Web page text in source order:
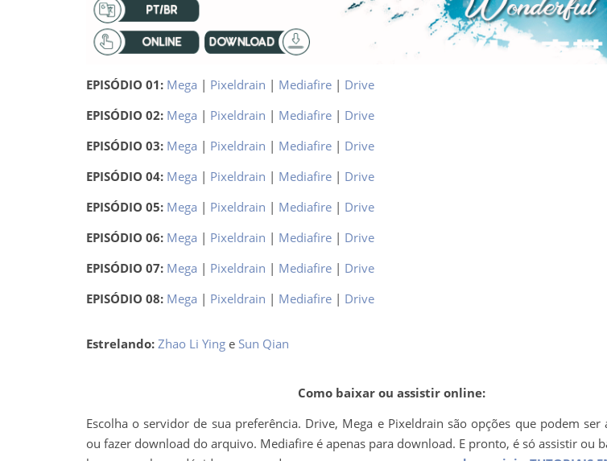
EPISÓDIO 01: Mega | Pixeldrain | Mediafire| Drive
EPISÓDIO 02: Mega | Pixeldrain | Mediafire| Drive
EPISÓDIO 03: Mega | Pixeldrain | Mediafire| Drive
EPISÓDIO 04: Mega | Pixeldrain | Mediafire| Drive
EPISÓDIO 05: Mega | Pixeldrain | Mediafire| Drive
EPISÓDIO 06: Mega | Pixeldrain | Mediafire| Drive
EPISÓDIO 07: Mega | Pixeldrain | Mediafire| Drive
EPISÓDIO 08: Mega | Pixeldrain | Mediafire| Drive
Estrelando: Zhao Li Yinge Sun Qian
Como baixar ou assistir online:
Escolha o servidor de sua preferência. Drive, Mega e Pixeldrain são opções que podem ser
ou fazer download do arquivo. Mediafire é apenas para download. E pronto, é só assistir ou